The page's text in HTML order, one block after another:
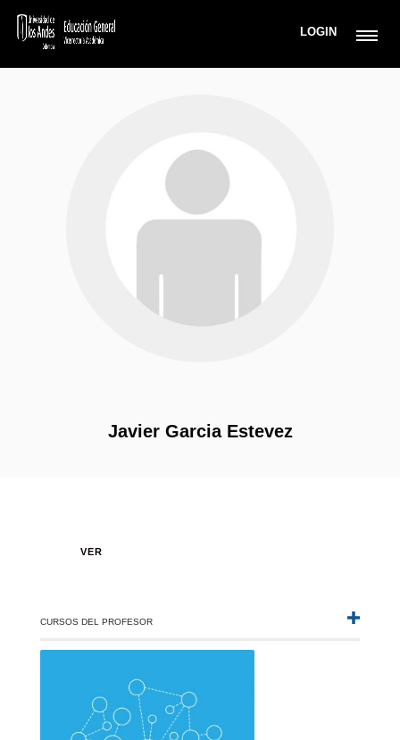
LOGIN
Javier Garcia Estevez
VER
CURSOS DEL PROFESOR